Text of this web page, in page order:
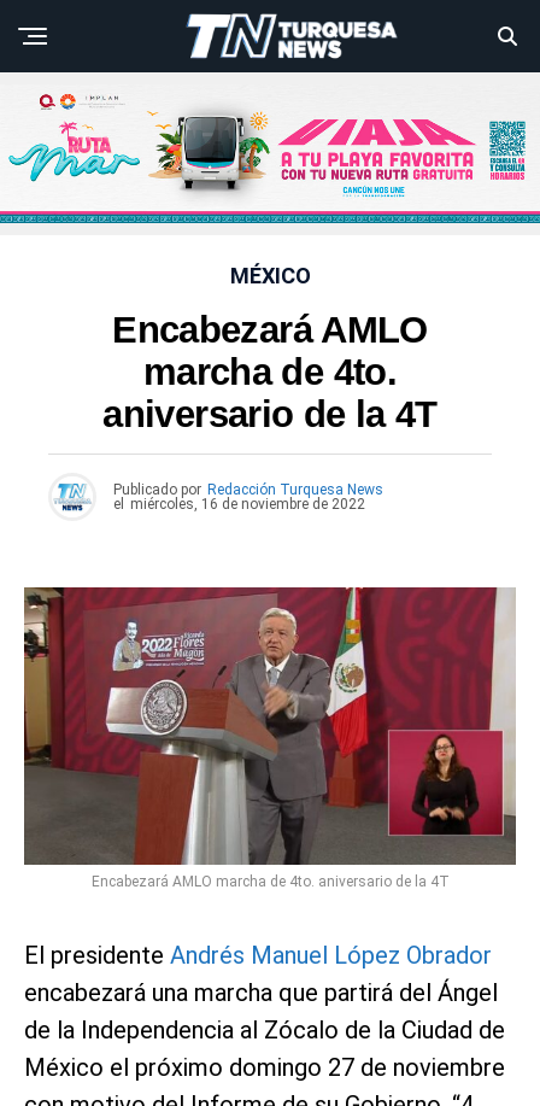
MÉXICO
Encabezará AMLO
marcha de 4to.
aniversario de la 4T
Publicado por Redacción Turquesa News
el
miércoles, 16 de noviembre de 2022
Encabezará AMLO marcha de 4to. aniversario de la 4T
El presidente Andrés Manuel López Obrador
encabezará una marcha que partirá del Ángel
de la Independencia al Zócalo de la Ciudad de
México el próximo domingo 27 de noviembre